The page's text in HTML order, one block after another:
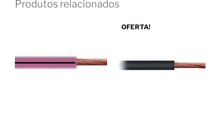
Produtos relacionados
OFERTA!